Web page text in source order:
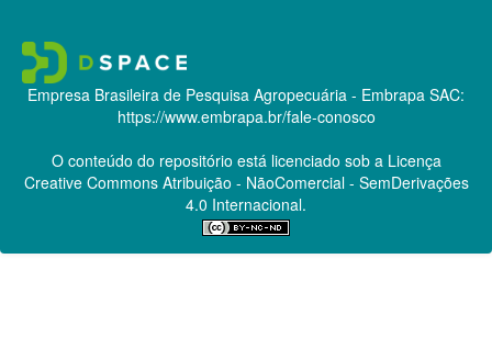
Empresa Brasileira de Pesquisa Agropecuária - Embrapa SAC:
https://www.embrapa.br/fale-conosco
O conteúdo do repositório está licenciado sob a Licença
Creative CommonsAtribuição - NãoComercial - SemDerivações
4.0 Internacional.